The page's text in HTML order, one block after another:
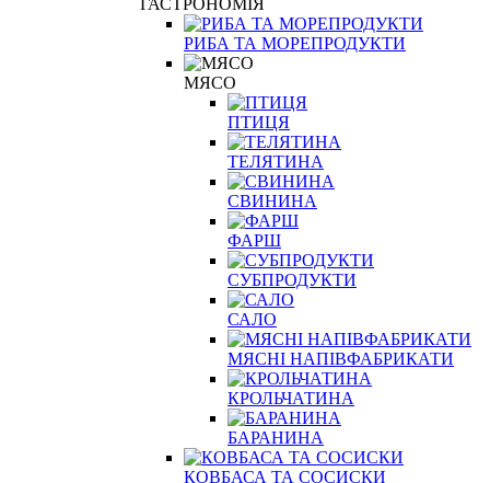
РИБА ТА МОРЕПРОДУКТИ
МЯСО
ПТИЦЯ
ТЕЛЯТИНА
СВИНИНА
ФАРШ
СУБПРОДУКТИ
САЛО
МЯСНІ НАПІВФАБРИКАТИ
КРОЛЬЧАТИНА
БАРАНИНА
КОВБАСА ТА СОСИСКИ